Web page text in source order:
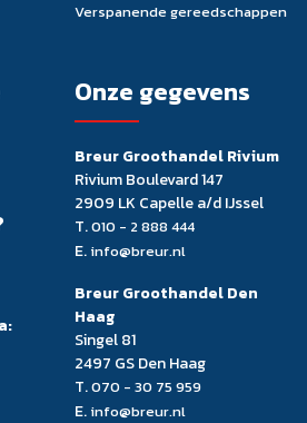
Verspanende gereedschappen
Onze gegevens
Breur Groothandel Rivium
Rivium Boulevard 147
2909 LK Capelle a/d IJssel
T.010 - 2 888 444
E. info@breur.nl
Breur Groothandel Den
Haag
Singel 81
2497 GS Den Haag
T.070 - 30 75 959
E. info@breur.nl